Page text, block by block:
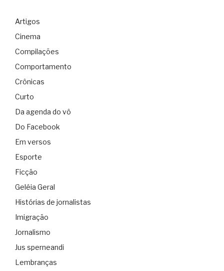
Artigos
Cinema
Compilações
Comportamento
Crônicas
Curto
Da agenda do vô
Do Facebook
Em versos
Esporte
Ficção
Geléia Geral
Histórias de jornalistas
Imigração
Jornalismo
Jus sperneandi
Lembranças